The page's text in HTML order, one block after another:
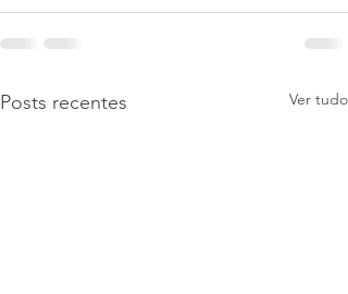
Posts recentes Ver tudo